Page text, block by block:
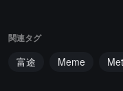
関連タグ
富途 Meme